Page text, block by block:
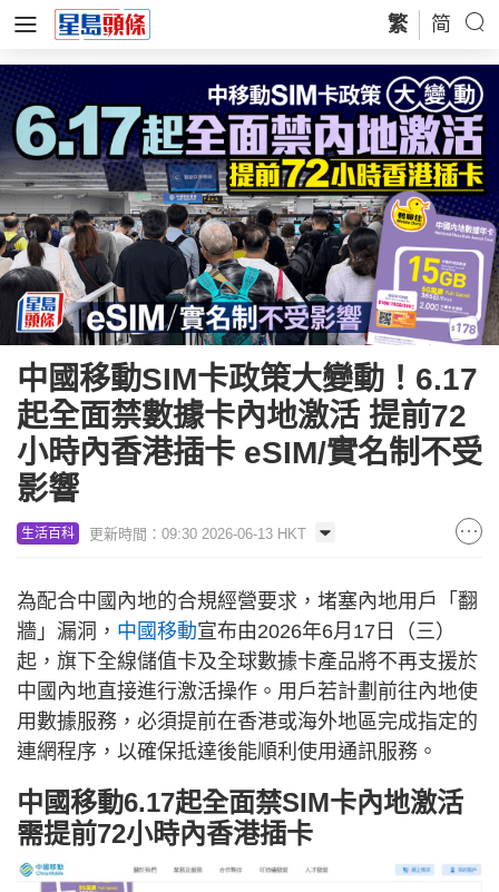
繁 简
中國移動SIM卡政策大變動！6.17
起全面禁數據卡內地激活 提前72
小時內香港插卡 eSIM/實名制不受
影響
生活百科 更新時間：09:30 2026-06-13 HKT
為配合中國內地的合規經營要求，堵塞內地用戶「翻
牆」漏洞， 中國移動宣布由2026年6月17日（三）
起，旗下全線儲值卡及全球數據卡產品將不再支援於
中國內地直接進行激活操作。用戶若計劃前往內地使
用數據服務，必須提前在香港或海外地區完成指定的
連網程序，以確保抵達後能順利使用通訊服務。
中國移動6.17起全面禁SIM卡內地激活
需提前72小時內香港插卡